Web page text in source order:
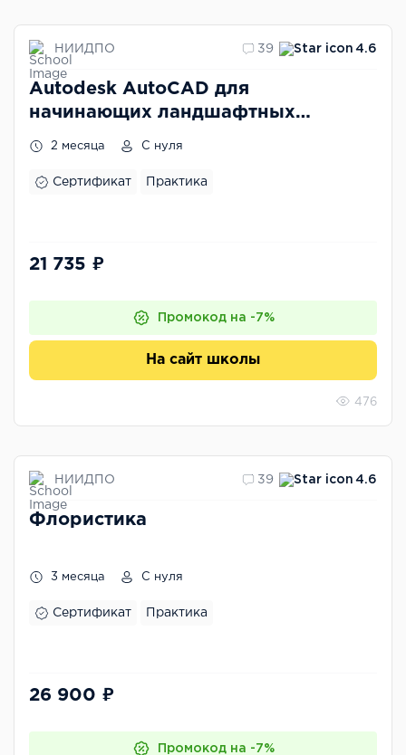
НИИДПО 39 4.6
Autodesk AutoCAD для
начинающих ландшафтных
2 месяца С нуля
Сертификат Практика
21 735 ₽
Промокод на -7%
На сайт школы
476
НИИДПО 39 4.6
Флористика
3 месяца С нуля
Сертификат Практика
26 900 ₽
Промокод на -7%